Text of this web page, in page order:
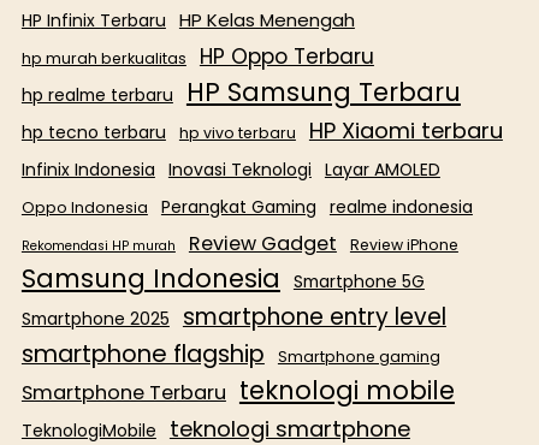
HP Infinix Terbaru HP Kelas Menengah
hp murah berkualitas HP Oppo Terbaru
hp realme terbaru HP Samsung Terbaru
hp tecno terbaru hp vivo terbaru HP Xiaomi terbaru
Infinix Indonesia Inovasi Teknologi Layar AMOLED
Oppo Indonesia Perangkat Gaming realme indonesia
Rekomendasi HP murah Review Gadget Review iPhone
Samsung Indonesia
Smartphone 5G
Smartphone 2025
smartphone entry level
smartphone flagship Smartphone gaming
Smartphone Terbaru teknologi mobile
TeknologiMobile teknologi smartphone